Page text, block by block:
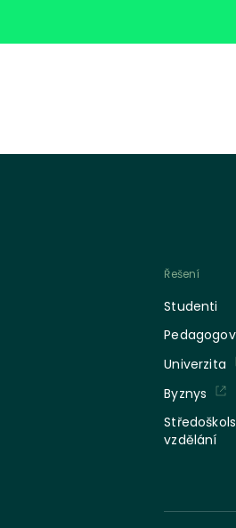
Řešení
Studenti
Univerzita
Byznys
vzdělání